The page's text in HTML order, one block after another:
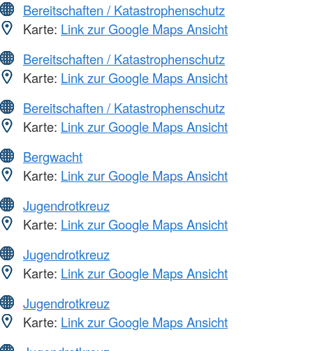
Bereitschaften / Katastrophenschutz
Karte: Link zur Google Maps Ansicht
Bereitschaften / Katastrophenschutz
Karte: Link zur Google Maps Ansicht
Bereitschaften / Katastrophenschutz
Karte: Link zur Google Maps Ansicht
Bergwacht
Karte: Link zur Google Maps Ansicht
Jugendrotkreuz
Karte: Link zur Google Maps Ansicht
Jugendrotkreuz
Karte: Link zur Google Maps Ansicht
Jugendrotkreuz
Karte: Link zur Google Maps Ansicht